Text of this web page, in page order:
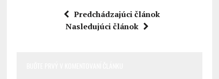
Predchádzajúci článok
Nasledujúci článok